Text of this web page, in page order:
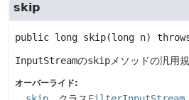
skip
public long skip(long n)
InputStreamのskip メソッドの汎用
オーバーライド: